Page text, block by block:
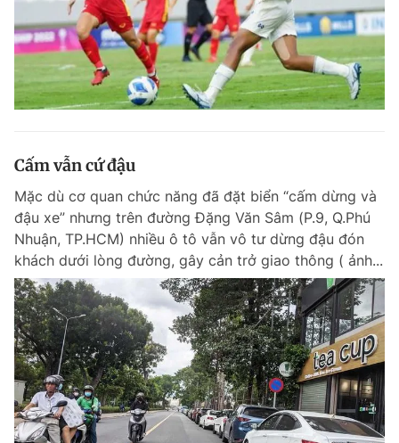
Cấm vẫn cứ đậu
Mặc dù cơ quan chức năng đã đặt biển “cấm dừng và
đậu xe” nhưng trên đường Đặng Văn Sâm (P.9, Q.Phú
Nhuận, TP.HCM) nhiều ô tô vẫn vô tư dừng đậu đón
khách dưới lòng đường, gây cản trở giao thông ( ảnh...